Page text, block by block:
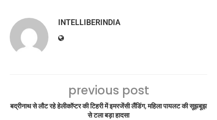
INTELLIBERINDIA
previous post
बद्रीनाथ से लौट रहे हेलीकॉप्टर की टिहरी में इमरजेंसी लैंडिंग, महिला पायलट की सूझबूझ
से टला बड़ा हादसा